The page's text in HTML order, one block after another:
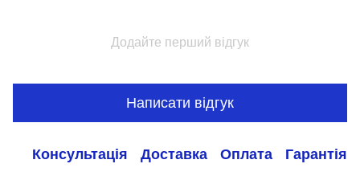
Додайте перший відгук
Написати відгук
Консультація Доставка Оплата Гарантія